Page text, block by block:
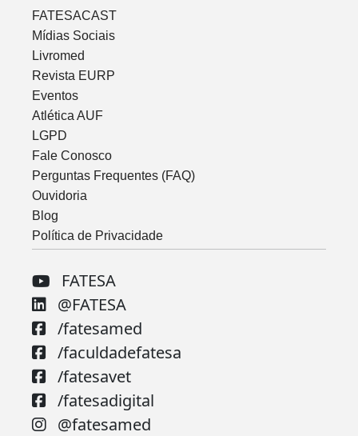
FATESACAST
Mídias Sociais
Livromed
Revista EURP
Eventos
Atlética AUF
LGPD
Fale Conosco
Perguntas Frequentes (FAQ)
Ouvidoria
Blog
Política de Privacidade
FATESA
@FATESA
/fatesamed
/faculdadefatesa
/fatesavet
/fatesadigital
@fatesamed